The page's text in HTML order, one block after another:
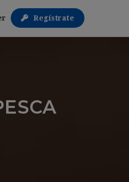
Regístrate